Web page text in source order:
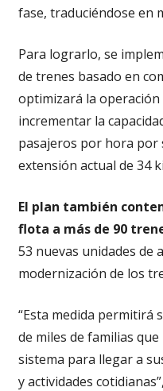
fase, traduciéndose en
Para lograrlo, se
de trenes basado en
optimizará la
incrementar la
pasajeros por hora por
extensión actual de 34
El plan también
flota a más de 90
53 nuevas unidades de
modernización de los
“Esta medida permitirá
de miles de familias
sistema para llegar a
y actividades